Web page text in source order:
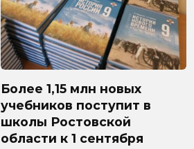
Более 1,15 млн новых
учебников поступит в
школы Ростовской
области к 1 сентября